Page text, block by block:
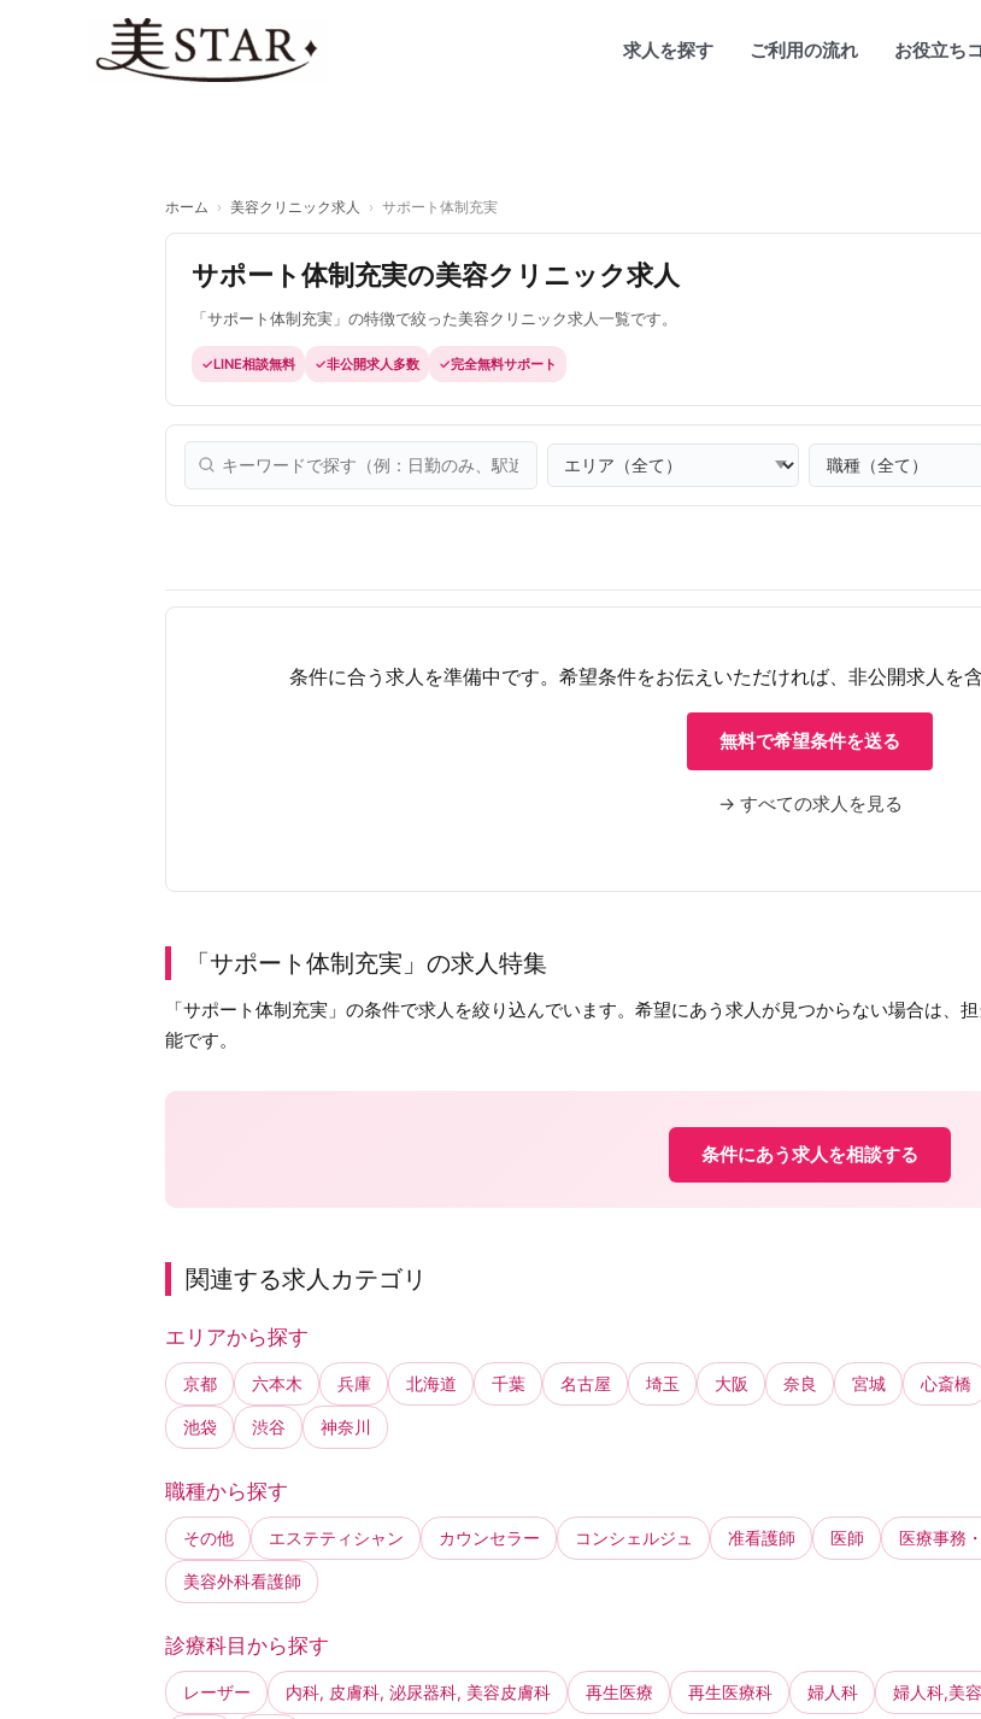
求人を探す ご利用の流れ お役立ち
ホーム › 美容クリニック求人 › サポート体制充実
サポート体制充実の美容クリニック求人
「サポート体制充実」の特徴で絞った美容クリニック求人一覧です。
LINE相談無料 非公開求人多数 完全無料サポート
条件に合う求人を準備中です。希望条件をお伝えいただければ、非公開求人を
無料で希望条件を送る
→ すべての求人を見る
「サポート体制充実」の求人特集
「サポート体制充実」の条件で求人を絞り込んでいます。希望にあう求人が見つからない場合は、
能です。
条件にあう求人を相談する
関連する求人カテゴリ
エリアから探す
京都 六本木 兵庫 北海道 千葉 名古屋 埼玉 大阪 奈良 宮城 心斎橋
池袋 渋谷 神奈川
職種から探す
その他 エステティシャン カウンセラー コンシェルジュ 准看護師 医師 医療事務
美容外科看護師
診療科目から探す
レーザー 内科, 皮膚科, 泌尿器科, 美容皮膚科 再生医療 再生医療科 婦人科 婦人科,美